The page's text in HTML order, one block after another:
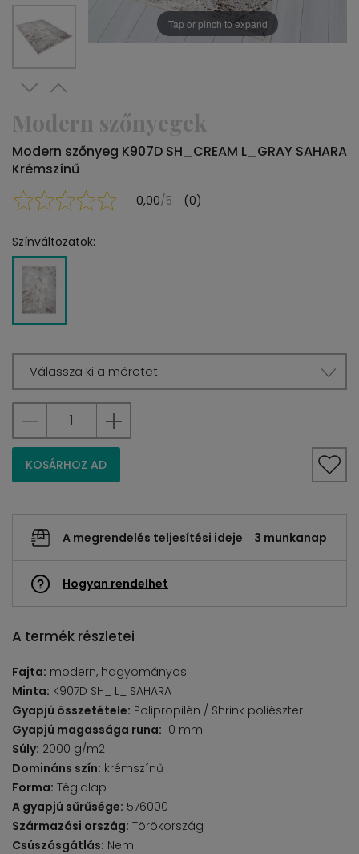
Tap or pinch to expand
Modern szőnyegek
Modern szőnyeg K907D SH_CREAM L_GRAY SAHARA
Krémszínű
0,00/5 (0)
Színváltozatok:
Válassza ki a méretet
KOSÁRHOZ AD
A megrendelés teljesítési ideje 3 munkanap
Hogyan rendelhet
A termék részletei
Fajta: modern, hagyományos
Minta: K907D SH_ L_ SAHARA
Gyapjú összetétele: Polipropilén / Shrink poliészter
Gyapjú magassága runa: 10 mm
Súly: 2000 g/m2
Domináns szín: krémszínű
Forma: Téglalap
A gyapjú sűrűsége: 576000
Származási ország: Törökország
Csúszásgátlás: Nem